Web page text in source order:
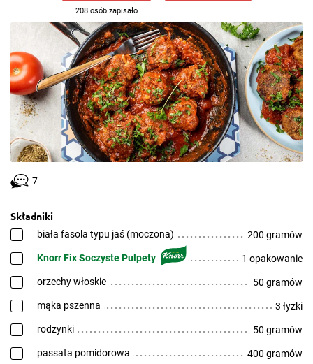
208 osób zapisało
7
Składniki
biała fasola typu jaś (moczona) 200 gramów
Knorr Fix Soczyste Pulpety 1 opakowanie
orzechy włoskie 50 gramów
mąka pszenna 3 łyżki
rodzynki 50 gramów
passata pomidorowa 400 gramów